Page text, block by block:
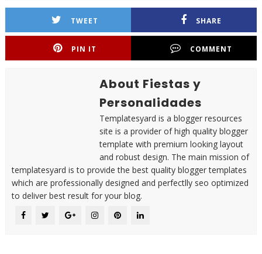
TWEET SHARE
PIN IT COMMENT
About Fiestas y
Personalidades
Templatesyard is a blogger resources
site is a provider of high quality blogger
template with premium looking layout
and robust design. The main mission of
templatesyard is to provide the best quality blogger templates
which are professionally designed and perfectlly seo optimized
to deliver best result for your blog.